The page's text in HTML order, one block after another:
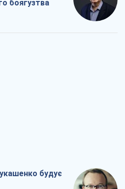
боягузтва
будує